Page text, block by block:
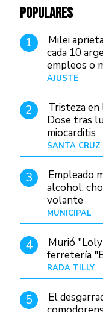
POPULARES
1
Milei
cada 10
empleos o
AJUSTE
2
Tristeza en
Dose tras
miocarditis
SANTA CRUZ
3
Empleado
alcohol,
volante
MUNICIPAL
4
Murió
ferretería
RADA TILLY
5
El